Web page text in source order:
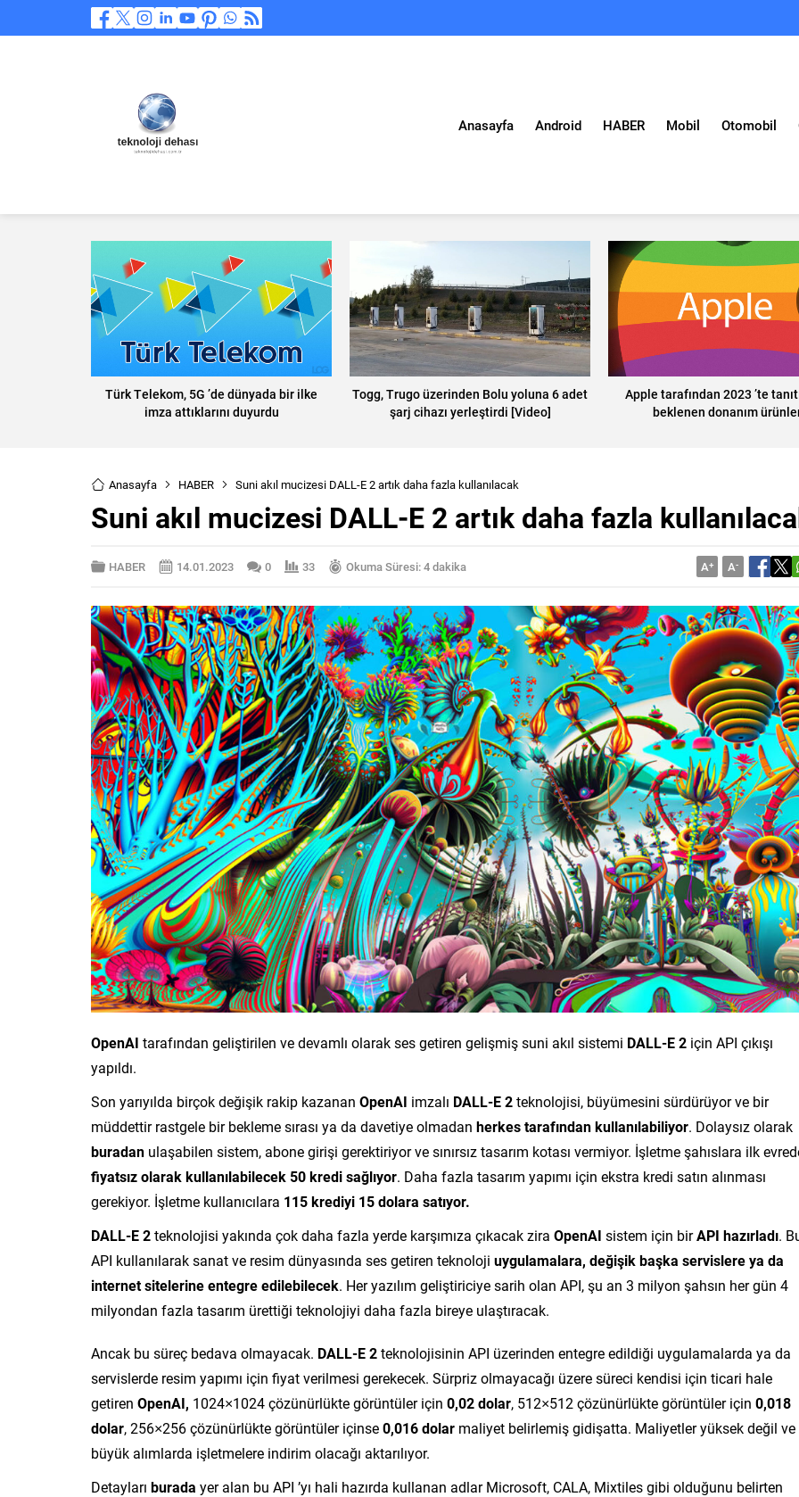
Anasayfa Android HABER Mobil Otomobil
Türk Telekom, 5G ’de dünyada bir ilke
imza attıklarını duyurdu
Togg, Trugo üzerinden Bolu yoluna 6 adet
şarj cihazı yerleştirdi [Video]
Apple tarafından 2023 ’te
beklenen donanım
Anasayfa HABER Suni akıl mucizesi DALL-E 2 artık daha fazla kullanılacak
Suni akıl mucizesi DALL-E 2 artık daha fazla
HABER 14.01.2023 0 33 Okuma Süresi: 4 dakika A+ A-
OpenAI tarafından geliştirilen ve devamlı olarak ses getiren gelişmiş suni akıl sistemi DALL-E 2 için API çıkışı
yapıldı.
Son yarıyılda birçok değişik rakip kazanan OpenAI imzalı DALL-E 2teknolojisi, büyümesini sürdürüyor ve bir
müddettir rastgele bir bekleme sırası ya da davetiye olmadan herkes tarafından kullanılabiliyor. Dolaysız olarak
buradan ulaşabilen sistem, abone girişi gerektiriyor ve sınırsız tasarım kotası vermiyor. İşletme şahıslara ilk
fiyatsız olarak kullanılabilecek 50 kredi sağlıyor. Daha fazla tasarım yapımı için ekstra kredi satın alınması
gerekiyor. İşletme kullanıcılara 115 krediyi 15 dolara satıyor.
DALL-E 2teknolojisi yakında çok daha fazla yerde karşımıza çıkacak zira OpenAI sistem için birAPI hazırladı.
API kullanılarak sanat ve resim dünyasında ses getiren teknoloji uygulamalara, değişik başka servislere ya da
internet sitelerine entegre edilebilecek. Her yazılım geliştiriciye sarih olan API, şu an 3 milyon şahsın her gün 4
milyondan fazla tasarım ürettiği teknolojiyi daha fazla bireye ulaştıracak.
Ancak bu süreç bedava olmayacak. DALL-E 2teknolojisinin API üzerinden entegre edildiği uygulamalarda ya da
servislerde resim yapımı için fiyat verilmesi gerekecek. Sürpriz olmayacağı üzere süreci kendisi için ticari hale
getiren OpenAI, 1024×1024 çözünürlükte görüntüler için 0,02 dolar, 512×512 çözünürlükte görüntüler için 0,018
dolar, 256×256 çözünürlükte görüntüler içinse0,016 dolar maliyet belirlemiş gidişatta. Maliyetler yüksek değil ve
büyük alımlarda işletmelere indirim olacağı aktarılıyor.
Detayları burada yer alan bu API ’yı hali hazırda kullanan adlar Microsoft, CALA, Mixtiles gibi olduğunu belirten